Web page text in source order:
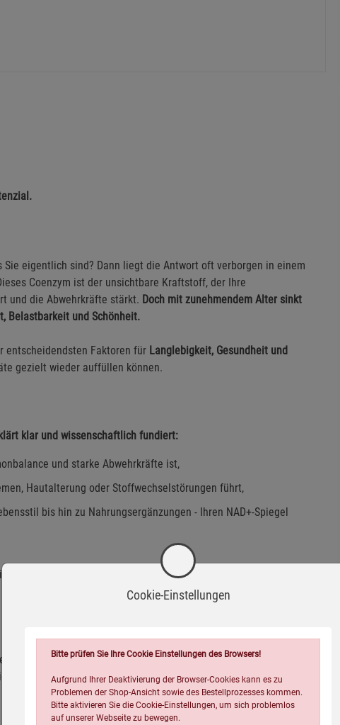
eigentlich sind? Dann liegt die Antwort oft verborgen in einem
Coenzym ist der unsichtbare Kraftstoff, der Ihre
und die Abwehrkräfte stärkt. Doch mit zunehmendem Alter sinkt
Belastbarkeit und Schönheit.
entscheidendsten Faktoren für Langlebigkeit, Gesundheit und
gezielt wieder auffüllen können.
klar und wissenschaftlich fundiert:
und starke Abwehrkräfte ist,
Hautalterung oder Stoffwechselstörungen führt,
bis hin zu Nahrungsergänzungen - Ihren NAD+-Spiegel
Aging-Kliniken, bei Long Covid und Post Vac, Depressionen
Haut oder ein starkes Herz:NAD+ ist der zentrale Schalter für
faszinierende Welt der Zellenergie - und zeigt, wie Sie aktiv
Cookie-Einstellungen
Bitte prüfen Sie Ihre Cookie Einstellungen des Browsers!
Aufgrund Ihrer Deaktivierung der Browser-Cookies kann es zu
Problemen der Shop-Ansicht sowie des Bestellprozesses kommen.
Bitte aktivieren Sie die Cookie-Einstellungen, um sich problemlos
auf unserer Webseite zu bewegen.